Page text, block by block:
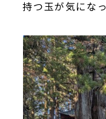
持つ玉が気になっ